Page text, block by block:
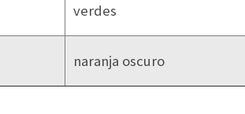
verdes
naranja oscuro